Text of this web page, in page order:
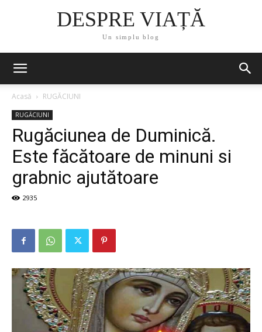
DESPRE VIAȚĂ
Un simplu blog
Acasă RUGĂCIUNI
RUGĂCIUNI
Rugăciunea de Duminică.
Este făcătoare de minuni si
grabnic ajutătoare
2935